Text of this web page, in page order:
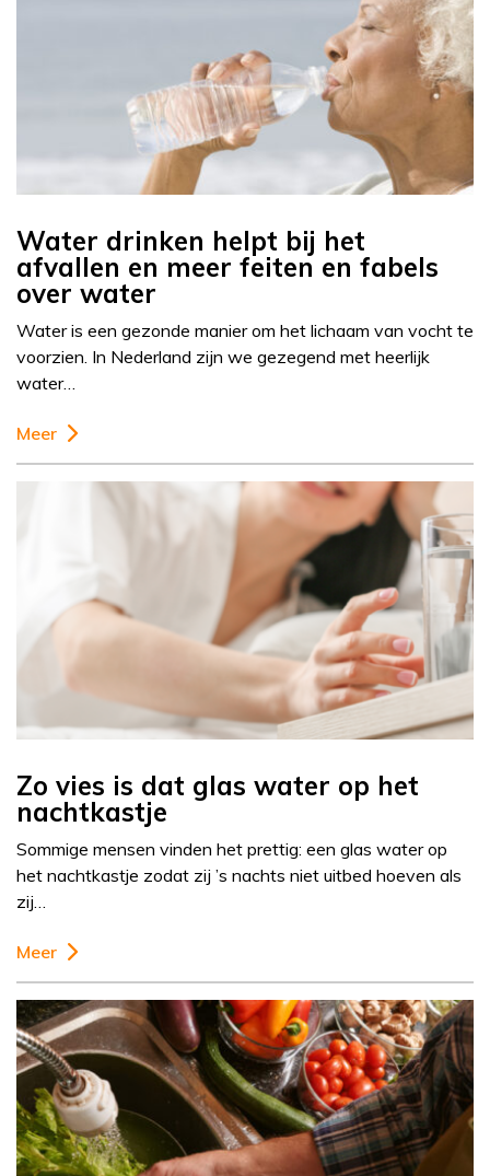
Water drinken helpt bij het
afvallen en meer feiten en fabels
over water
Water is een gezonde manier om het lichaam van vocht te
voorzien. In Nederland zijn we gezegend met heerlijk
water…
Meer
Zo vies is dat glas water op het
nachtkastje
Sommige mensen vinden het prettig: een glas water op
het nachtkastje zodat zij ’s nachts niet uitbed hoeven als
zij…
Meer